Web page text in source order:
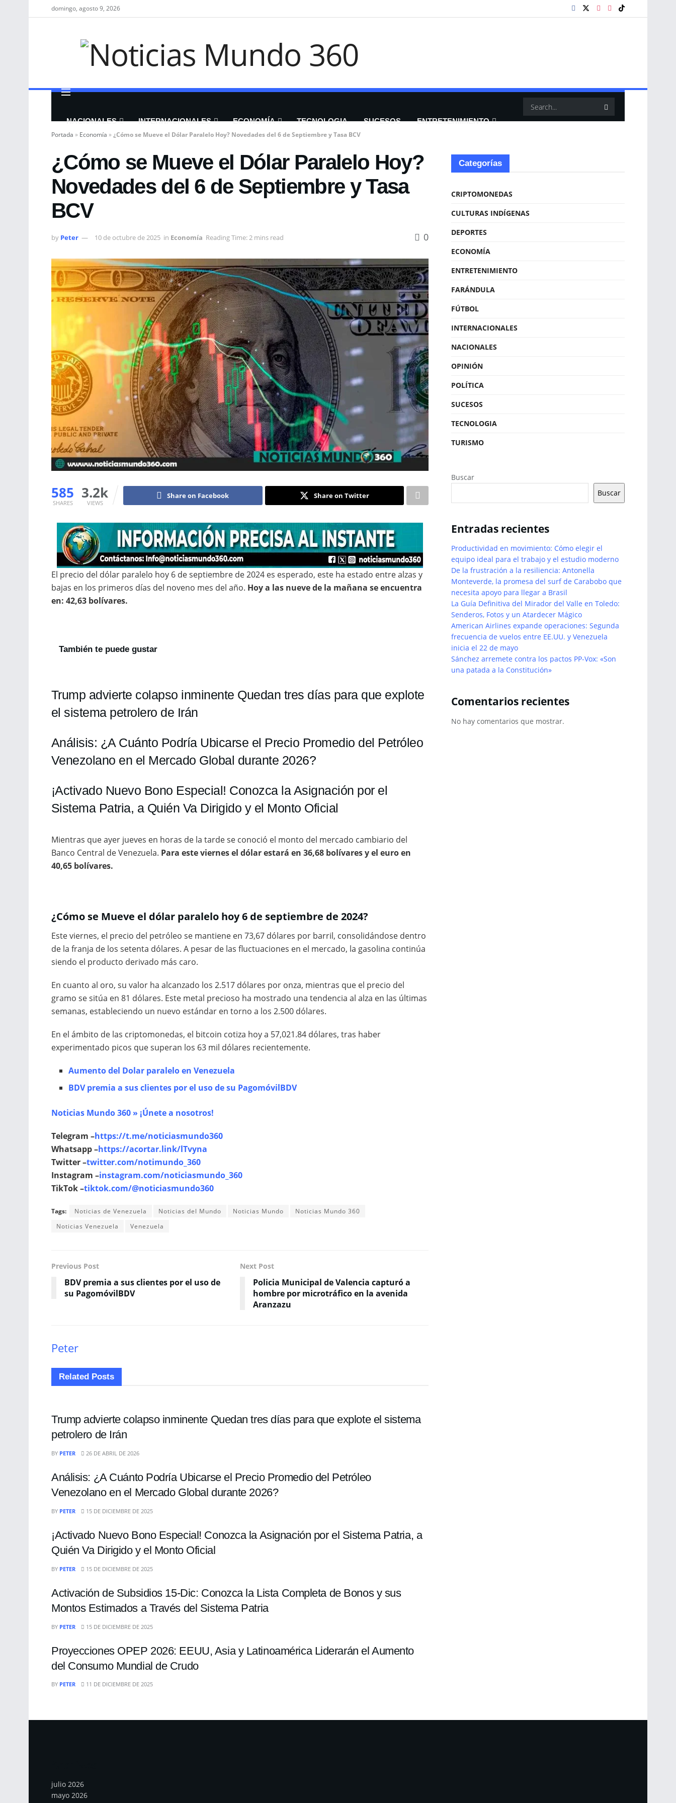
domingo, agosto 9, 2026
NACIONALES INTERNACIONALES ECONOMÍA TECNOLOGIA SUCESOS
ENTRETENIMIENTO
Portada » Economía »¿Cómo se Mueve el Dólar Paralelo Hoy? Novedades del 6 de Septiembre y Tasa BCV
¿Cómo se Mueve el Dólar Paralelo Hoy?
Novedades del 6 de Septiembre y Tasa
BCV
by Peter 10 de octubre de 2025 in Economía Reading Time: 2 mins read 0
585
SHARES
3.2k
VIEWS
Share on Facebook Share on Twitter
El precio del dólar paralelo hoy 6 de septiembre de 2024 es esperado, este ha estado entre alzas y
bajas en los primeros días del noveno mes del año. Hoy a las nueve de la mañana se encuentra
en: 42,63 bolívares.
También te puede gustar
Trump advierte colapso inminente Quedan tres días para que explote
el sistema petrolero de Irán
Análisis: ¿A Cuánto Podría Ubicarse el Precio Promedio del Petróleo
Venezolano en el Mercado Global durante 2026?
¡Activado Nuevo Bono Especial! Conozca la Asignación por el
Sistema Patria, a Quién Va Dirigido y el Monto Oficial
Mientras que ayer jueves en horas de la tarde se conoció el monto del mercado cambiario del
Banco Central de Venezuela. Para este viernes el dólar estará en 36,68 bolívares y el euro en
40,65 bolívares.
¿Cómo se Mueve el dólar paralelo hoy 6 de septiembre de 2024?
Este viernes, el precio del petróleo se mantiene en 73,67 dólares por barril, consolidándose dentro
de la franja de los setenta dólares. A pesar de las fluctuaciones en el mercado, la gasolina continúa
siendo el producto derivado más caro.
En cuanto al oro, su valor ha alcanzado los 2.517 dólares por onza, mientras que el precio del
gramo se sitúa en 81 dólares. Este metal precioso ha mostrado una tendencia al alza en las últimas
semanas, estableciendo un nuevo estándar en torno a los 2.500 dólares.
En el ámbito de las criptomonedas, el bitcoin cotiza hoy a 57,021.84 dólares, tras haber
experimentado picos que superan los 63 mil dólares recientemente.
Aumento del Dolar paralelo en Venezuela
BDV premia a sus clientes por el uso de su PagomóvilBDV
Noticias Mundo 360 » ¡Únete a nosotros!
Telegram –https://t.me/noticiasmundo360
Whatsapp –https://acortar.link/lTvyna
Twitter –twitter.com/notimundo_360
Instagram –instagram.com/noticiasmundo_360
TikTok –tiktok.com/@noticiasmundo360
Tags: Noticias de Venezuela Noticias del Mundo Noticias Mundo
Noticias Mundo 360
Noticias Venezuela
Venezuela
Previous Post
BDV premia a sus clientes por el uso de
su PagomóvilBDV
Next Post
Policia Municipal de Valencia capturó a
hombre por microtráfico en la avenida
Aranzazu
Peter
Related Posts
Trump advierte colapso inminente Quedan tres días para que explote el sistema
petrolero de Irán
BY PETER 26 DE ABRIL DE 2026
Análisis: ¿A Cuánto Podría Ubicarse el Precio Promedio del Petróleo
Venezolano en el Mercado Global durante 2026?
BY PETER 15 DE DICIEMBRE DE 2025
¡Activado Nuevo Bono Especial! Conozca la Asignación por el Sistema Patria, a
Quién Va Dirigido y el Monto Oficial
BY PETER 15 DE DICIEMBRE DE 2025
Activación de Subsidios 15-Dic: Conozca la Lista Completa de Bonos y sus
Montos Estimados a Través del Sistema Patria
BY PETER 15 DE DICIEMBRE DE 2025
Proyecciones OPEP 2026: EEUU, Asia y Latinoamérica Liderarán el Aumento
del Consumo Mundial de Crudo
BY PETER 11 DE DICIEMBRE DE 2025
Categorías
CRIPTOMONEDAS
CULTURAS INDÍGENAS
DEPORTES
ECONOMÍA
ENTRETENIMIENTO
FARÁNDULA
FÚTBOL
INTERNACIONALES
NACIONALES
OPINIÓN
POLÍTICA
SUCESOS
TECNOLOGIA
TURISMO
Buscar
Buscar
Entradas recientes
Productividad en movimiento: Cómo elegir el
equipo ideal para el trabajo y el estudio moderno
De la frustración a la resiliencia: Antonella
Monteverde, la promesa del surf de Carabobo que
necesita apoyo para llegar a Brasil
La Guía Definitiva del Mirador del Valle en Toledo:
Senderos, Fotos y un Atardecer Mágico
American Airlines expande operaciones: Segunda
frecuencia de vuelos entre EE.UU. y Venezuela
inicia el 22 de mayo
Sánchez arremete contra los pactos PP-Vox: «Son
una patada a la Constitución»
Comentarios recientes
No hay comentarios que mostrar.
julio 2026
mayo 2026